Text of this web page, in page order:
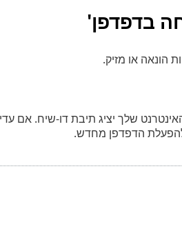
בדפדפן'
הונאה או מזיק.
שלך יציג תיבת דו-שיח. אם
הדפדפן מחדש.